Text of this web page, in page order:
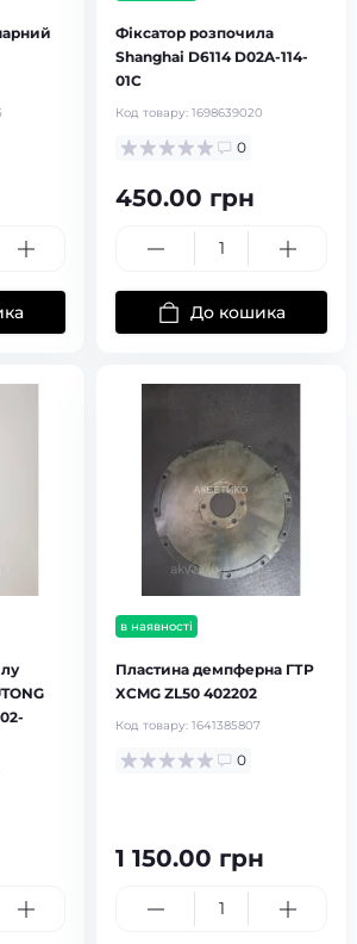
Фіксатор розпочила
Shanghai D6114 D02A-114-
01C
Код товару: 1698639020
0
450.00 грн
До кошика
в наявності
Пластина демпферна ГТР
XCMG ZL50 402202
Код товару: 1641385807
0
1 150.00 грн